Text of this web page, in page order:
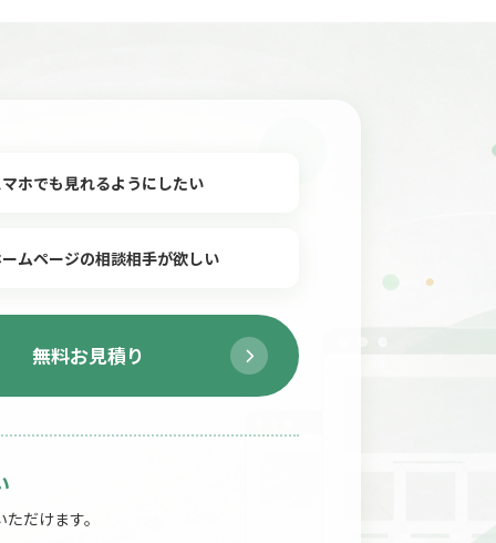
ホでも見れるようにしたい
ムページの相談相手が欲しい
無料お見積り
だけます。